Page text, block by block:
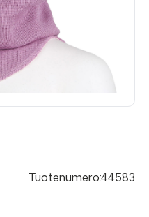
Tuotenumero:44583